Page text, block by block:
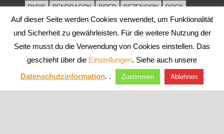
PARIS
PENDRAGON PIPER REZENSION
ROCK
ROCKMUSIK
ROMAN ROWOHLT
SACHBUCH
SPANNUNG
SYLT THRILLER TOD
ULLSTEIN
WEIHNACHT
Auf dieser Seite werden Cookies verwendet, um Funktionalität
und Sicherheit zu gewährleisten. Für die weitere Nutzung der
Seite musst du die Verwendung von Cookies einstellen. Das
geschieht über die Einstellungen. Siehe auch unsere
Datenschutzinformation. . Zustimmen Ablehnen